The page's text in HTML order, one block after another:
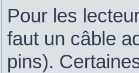
Pour les
faut un câble
pins).